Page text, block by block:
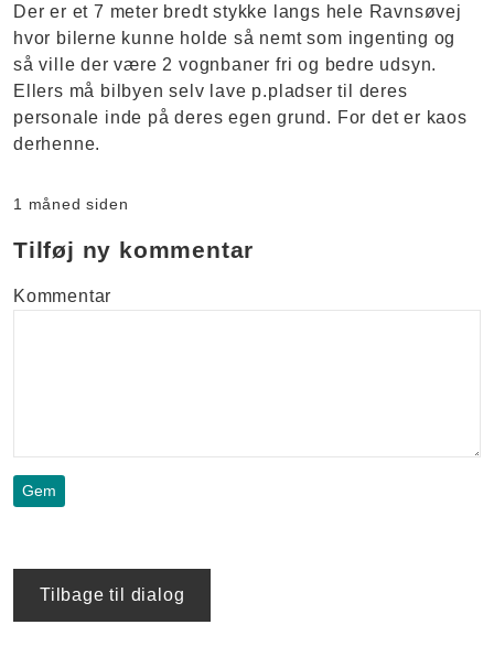
Der er et 7 meter bredt stykke langs hele Ravnsøvej
hvor bilerne kunne holde så nemt som ingenting og
så ville der være 2 vognbaner fri og bedre udsyn.
Ellers må bilbyen selv lave p.pladser til deres
personale inde på deres egen grund. For det er kaos
derhenne.
1 måned siden
Tilføj ny kommentar
Kommentar
Tilbage til dialog